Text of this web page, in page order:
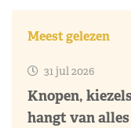
Meest gelezen
31 jul 2026
Knopen,
hangt van